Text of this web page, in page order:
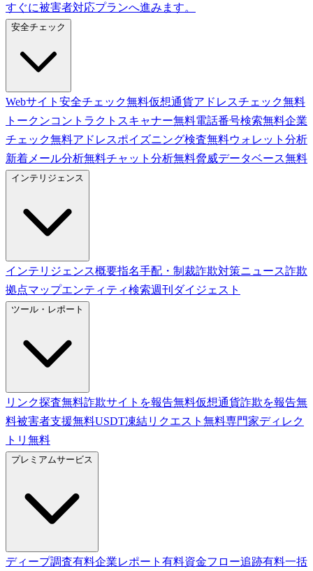
すぐに被害者対応プランへ進みます。
安全チェック
Webサイト安全チェック無料仮想通貨アドレスチェック無料
トークンコントラクトスキャナー無料電話番号検索無料企業
チェック無料アドレスポイズニング検査無料ウォレット分析
新着 メール分析無料チャット分析無料脅威データベース無料
インテリジェンス
インテリジェンス概要指名手配・制裁詐欺対策ニュース詐欺
拠点マップエンティティ検索週刊ダイジェスト
ツール・レポート
リンク探査無料詐欺サイトを報告無料仮想通貨詐欺を報告無
料被害者支援無料USDT凍結リクエスト 無料専門家ディレク
トリ 無料
プレミアムサービス
ディープ調査有料企業レポート 有料資金フロー追跡有料一括